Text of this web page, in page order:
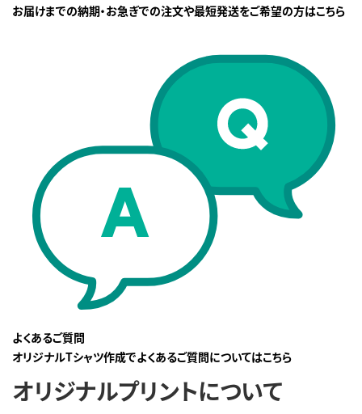
お届けまでの納期・お急ぎでの注文や最短発送をご希望の方はこちら
よくあるご質問
オリジナルTシャツ作成でよくあるご質問についてはこちら
オリジナルプリントについて